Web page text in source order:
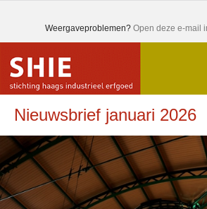
Weergaveproblemen? Open deze e-mail
Nieuwsbrief januari 2026